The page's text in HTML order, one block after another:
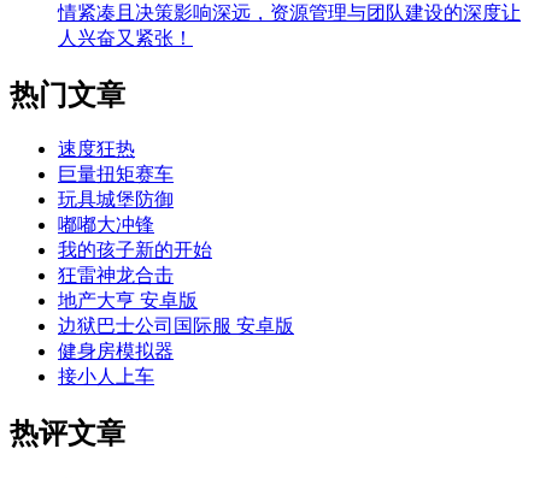
情紧凑且决策影响深远，资源管理与团队建设的深度让
人兴奋又紧张！
热门文章
速度狂热
巨量扭矩赛车
玩具城堡防御
嘟嘟大冲锋
我的孩子新的开始
狂雷神龙合击
地产大亨 安卓版
边狱巴士公司国际服 安卓版
健身房模拟器
接小人上车
热评文章